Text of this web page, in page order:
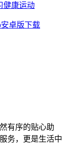
健康运动
有序的贴心助
务，更是生活中